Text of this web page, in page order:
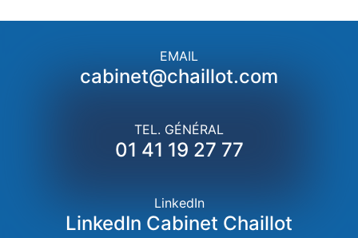
EMAIL
cabinet@chaillot.com
TEL. GÉNÉRAL
01 41 19 27 77
LinkedIn
LinkedIn Cabinet Chaillot